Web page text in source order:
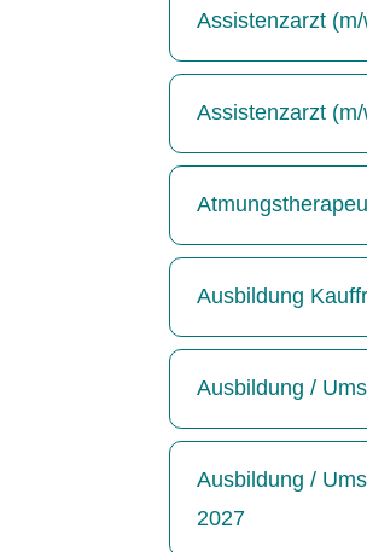
Assistenzarzt
Assistenzarzt
Ausbildung
Ausbildung /
Ausbildung /
2027